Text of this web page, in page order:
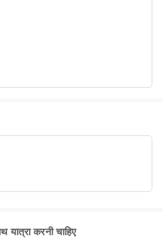
करनी चाहिए